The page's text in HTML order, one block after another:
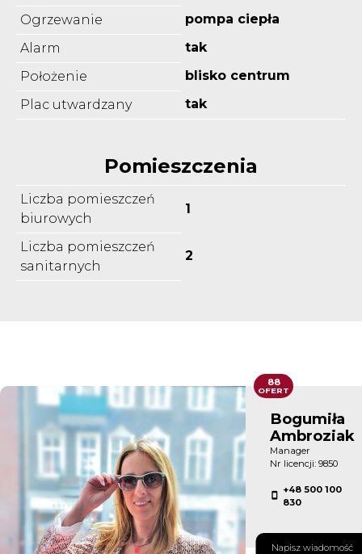
Ogrzewanie
pompa ciepła
Alarm
tak
Położenie
blisko centrum
Plac utwardzany
tak
Pomieszczenia
Liczba pomieszczeń
biurowych
1
Liczba pomieszczeń
sanitarnych
2
Bogumiła
Ambroziak
Manager
Nr licencji: 9850
+48 500 100
830
Napisz wiadomość
88
OFERT